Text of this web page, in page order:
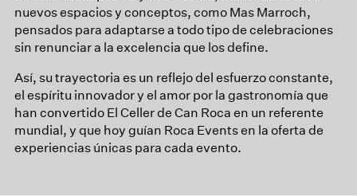
nuevos espacios y conceptos, como Mas Marroch,
pensados para adaptarse a todo tipo de celebraciones
sin renunciar a la excelencia que los define.
Así, su trayectoria es un reflejo del esfuerzo constante,
el espíritu innovador y el amor por la gastronomía que
han convertido El Celler de Can Roca en un referente
mundial, y que hoy guían Roca Events en la oferta de
experiencias únicas para cada evento.